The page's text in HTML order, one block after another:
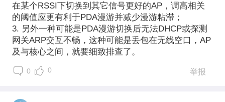
在某个RSSI下切换到其它信号更好的AP，调高相关
的阈值应更有利于PDA漫游并减少漫游粘滞；
3. 另外一种可能是PDA漫游切换后无法DHCP或探测
网关ARP交互不畅，这种可能是丢包在无线空口，AP
及与核心之间，就要细致排查了。
0 0 举报